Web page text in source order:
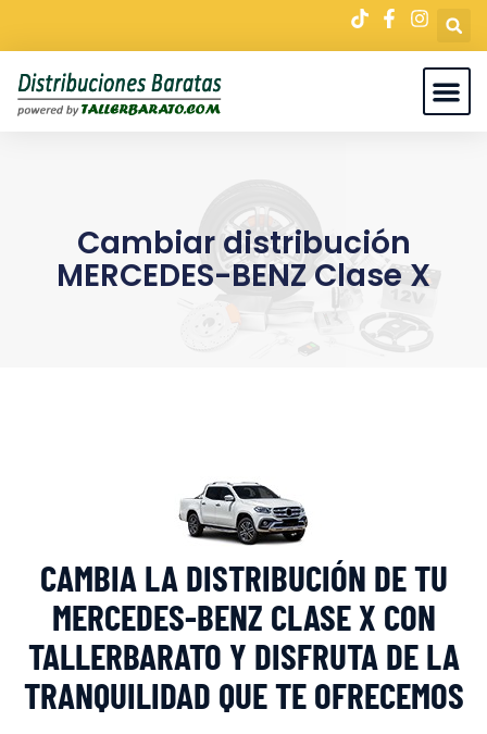
Cambiar distribución
MERCEDES-BENZ Clase X
CAMBIA LA DISTRIBUCIÓN DE TU
MERCEDES-BENZ CLASE X CON
TALLERBARATO Y DISFRUTA DE LA
TRANQUILIDAD QUE TE OFRECEMOS